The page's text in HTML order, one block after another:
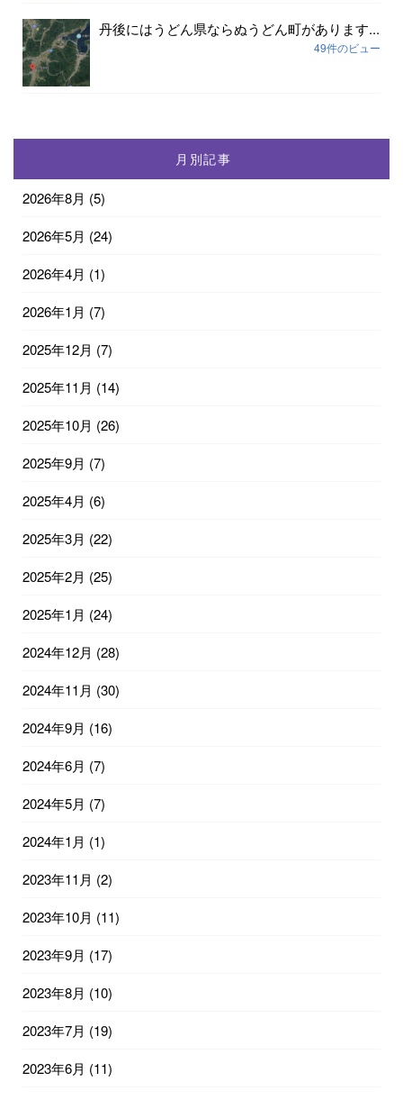
丹後にはうどん県ならぬうどん町があります...
49件のビュー
月別記事
2026年8月 (5)
2026年5月 (24)
2026年4月 (1)
2026年1月 (7)
2025年12月 (7)
2025年11月 (14)
2025年10月 (26)
2025年9月 (7)
2025年4月 (6)
2025年3月 (22)
2025年2月 (25)
2025年1月 (24)
2024年12月 (28)
2024年11月 (30)
2024年9月 (16)
2024年6月 (7)
2024年5月 (7)
2024年1月 (1)
2023年11月 (2)
2023年10月 (11)
2023年9月 (17)
2023年8月 (10)
2023年7月 (19)
2023年6月 (11)